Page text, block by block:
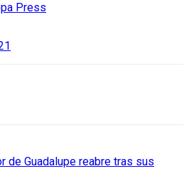
Press
de Guadalupe reabre tras sus